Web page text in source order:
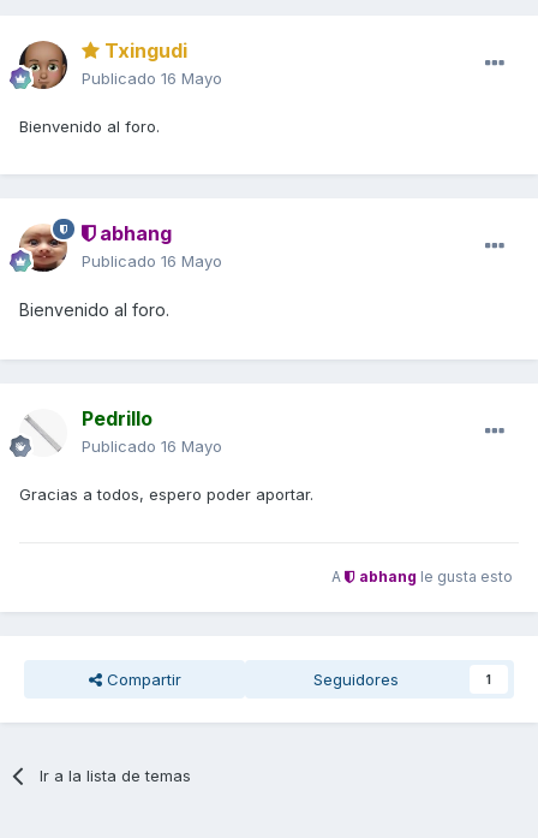
Txingudi
Publicado 16 Mayo
Bienvenido al foro.
abhang
Publicado 16 Mayo
Bienvenido al foro.
Pedrillo
Publicado 16 Mayo
Gracias a todos, espero poder aportar.
A abhang le gusta esto
Compartir Seguidores 1
Ir a la lista de temas